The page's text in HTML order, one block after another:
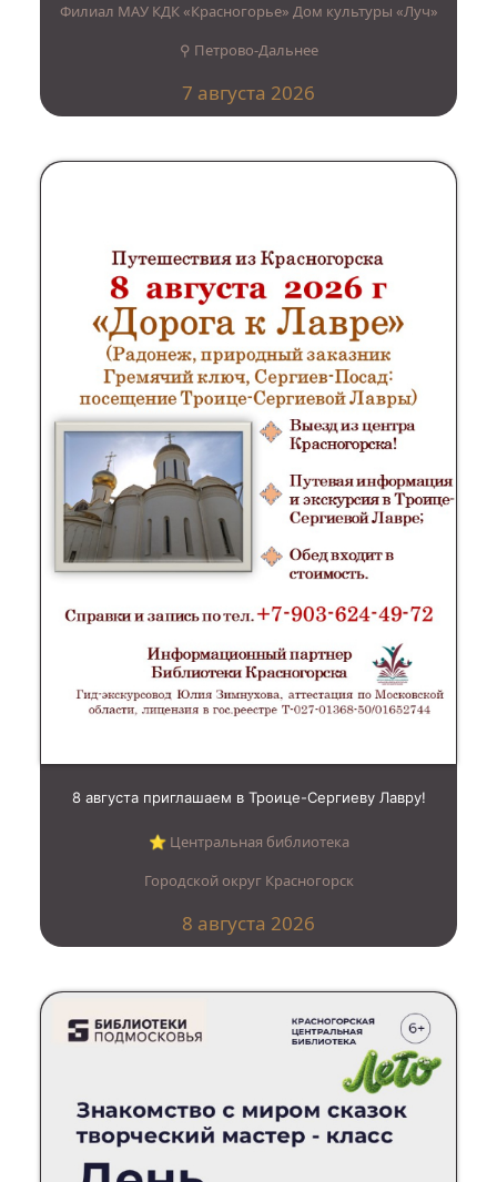
Филиал МАУ КДК «Красногорье» Дом культуры «Луч»
⚲ Петрово-Дальнее
7 августа 2026
8 августа приглашаем в Троице-Сергиеву Лавру!
⭐︎ Центральная библиотека
Городской округ Красногорск
8 августа 2026